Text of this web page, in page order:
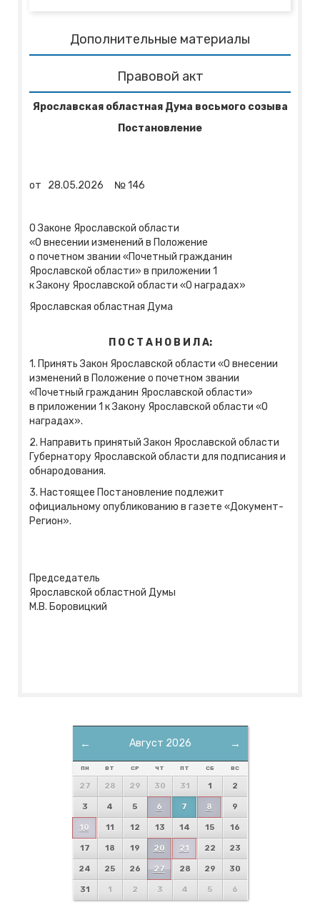
Дополнительные материалы
Правовой акт
Ярославская областная Дума восьмого созыва
Постановление
от 28.05.2026 №146
О Законе Ярославской области
«О внесении изменений в Положение
о почетном звании «Почетный гражданин
Ярославской области» в приложении 1
к Закону Ярославской области «О наградах»
Ярославская областная Дума
П О С Т А Н О В И Л А:
1. Принять Закон Ярославской области «О внесении
изменений в Положение о почетном звании
«Почетный гражданин Ярославской области»
в приложении 1 к Закону Ярославской области «О
наградах».
2. Направить принятый Закон Ярославской области
Губернатору Ярославской области для подписания и
обнародования.
3. Настоящее Постановление подлежит
официальному опубликованию в газете «Документ-
Регион».
Председатель
Ярославской областной Думы
М.В. Боровицкий
← →
Август 2026
ПН ВТ СР ЧТ ПТ СБ ВС
27 28 29 30 31 1 2
3 4 5 6 7 8 9
10 11 12 13 14 15 16
17 18 19 20 21 22 23
24 25 26 27 28 29 30
31 1 2 3 4 5 6